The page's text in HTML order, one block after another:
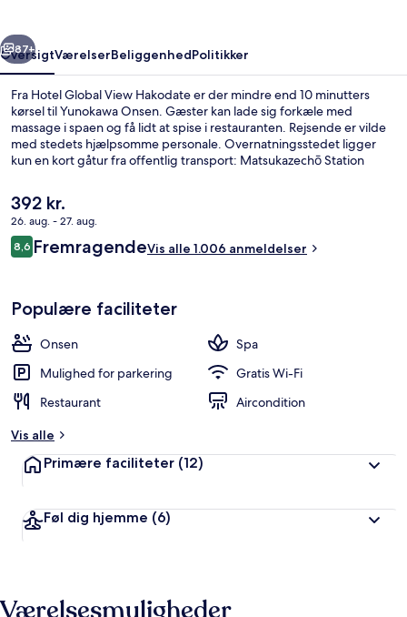
Lobby
Næste
87+
OversigtVærelserBeliggenhedPolitikker
Fra Hotel Global View Hakodate er der mindre end 10 minutters
kørsel til Yunokawa Onsen. Gæster kan lade sig forkæle med
massage i spaen og få lidt at spise i restauranten. Rejsende er vilde
med stedets hjælpsomme personale. Overnatningsstedet ligger
kun en kort gåtur fra offentlig transport: Matsukazechō Station
derfra.
Den
nuværende
pris
er
392 kr.
26. aug. - 27. aug.
Anmeldelser
8,68,6 ud af 10.
FremragendeVis alle 1.006 anmeldelser
Populære faciliteter
Onsen
Spa
Mulighed for parkering
Gratis Wi-Fi
Restaurant
Aircondition
Vis alle
Primære faciliteter (12)
Føl dig hjemme (6)